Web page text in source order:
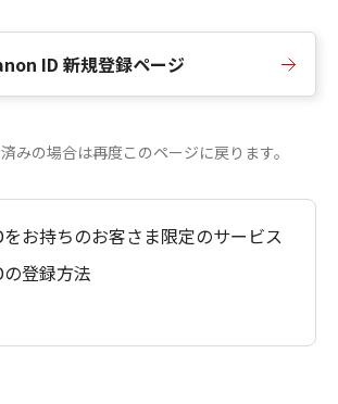
ID 新規登録ページ
みの場合は再度このページに戻ります。
お持ちのお客さま限定のサービス
登録方法